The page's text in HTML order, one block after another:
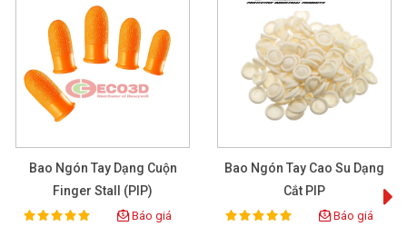
Bao Ngón Tay Dạng Cuộn
Finger Stall (PIP)
Rating:
100% Báo giá
Bao Ngón Tay Cao Su Dạng
Cắt PIP
Rating:
100% Báo giá